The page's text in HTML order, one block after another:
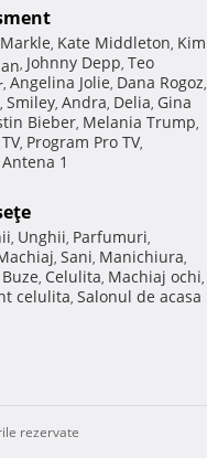
, Kate Middleton, Kim
, Johnny Depp, Teo
, Angelina Jolie, Dana Rogoz,
, Smiley, Andra, Delia, Gina
Bieber, Melania Trump,
, Program Pro TV,
1
, Unghii, Parfumuri,
, Sani, Manichiura,
Buze, Celulita, Machiaj ochi,
celulita, Salonul de acasa
rezervate